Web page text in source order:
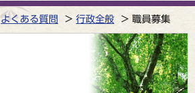
よくある質問 行政全般 職員募集